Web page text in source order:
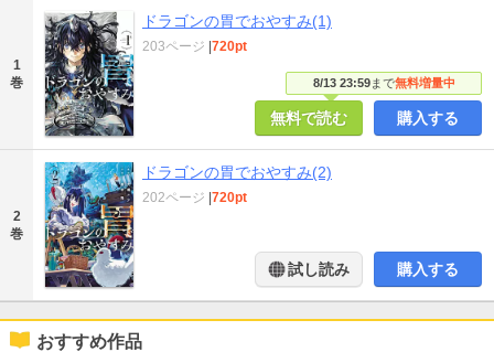
1
巻
ドラゴンの胃でおやすみ(1)
8/13 23:59まで無料増量中
203ページ |720pt
無料で読む 購入する
2
巻
ドラゴンの胃でおやすみ(2)
202ページ |720pt
試し読み 購入する
おすすめ作品